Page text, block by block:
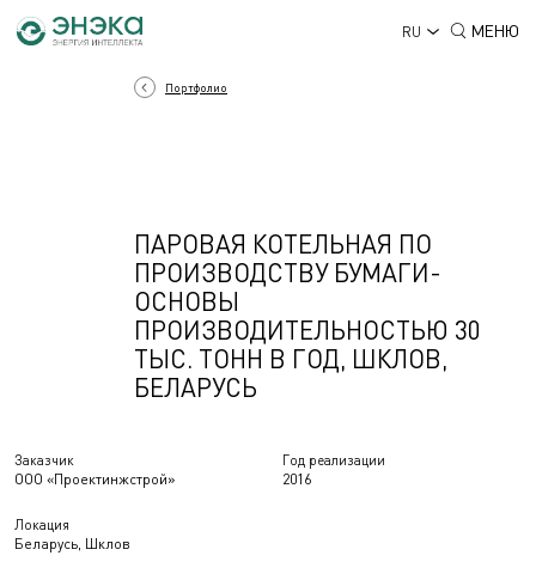
RU МЕНЮ
Заказчик
ООО «Проектинжстрой»
Год реализации
2016
Локация
Беларусь, Шклов
Портфолио
ПАРОВАЯ КОТЕЛЬНАЯ ПО
ПРОИЗВОДСТВУ БУМАГИ-
ОСНОВЫ
ПРОИЗВОДИТЕЛЬНОСТЬЮ 30
ТЫС. ТОНН В ГОД, ШКЛОВ,
БЕЛАРУСЬ